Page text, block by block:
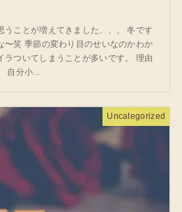
うことが増えてきました、、、 冬です
〜笑 季節の変わり目のせいなのかわか
ラついてしまうことが多いです。 理由
自分小...
Uncategorized